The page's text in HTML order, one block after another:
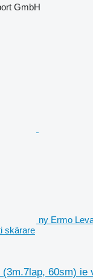
GmbH
ny Ermo
skärare
(3m.7lap, 60sm) ie